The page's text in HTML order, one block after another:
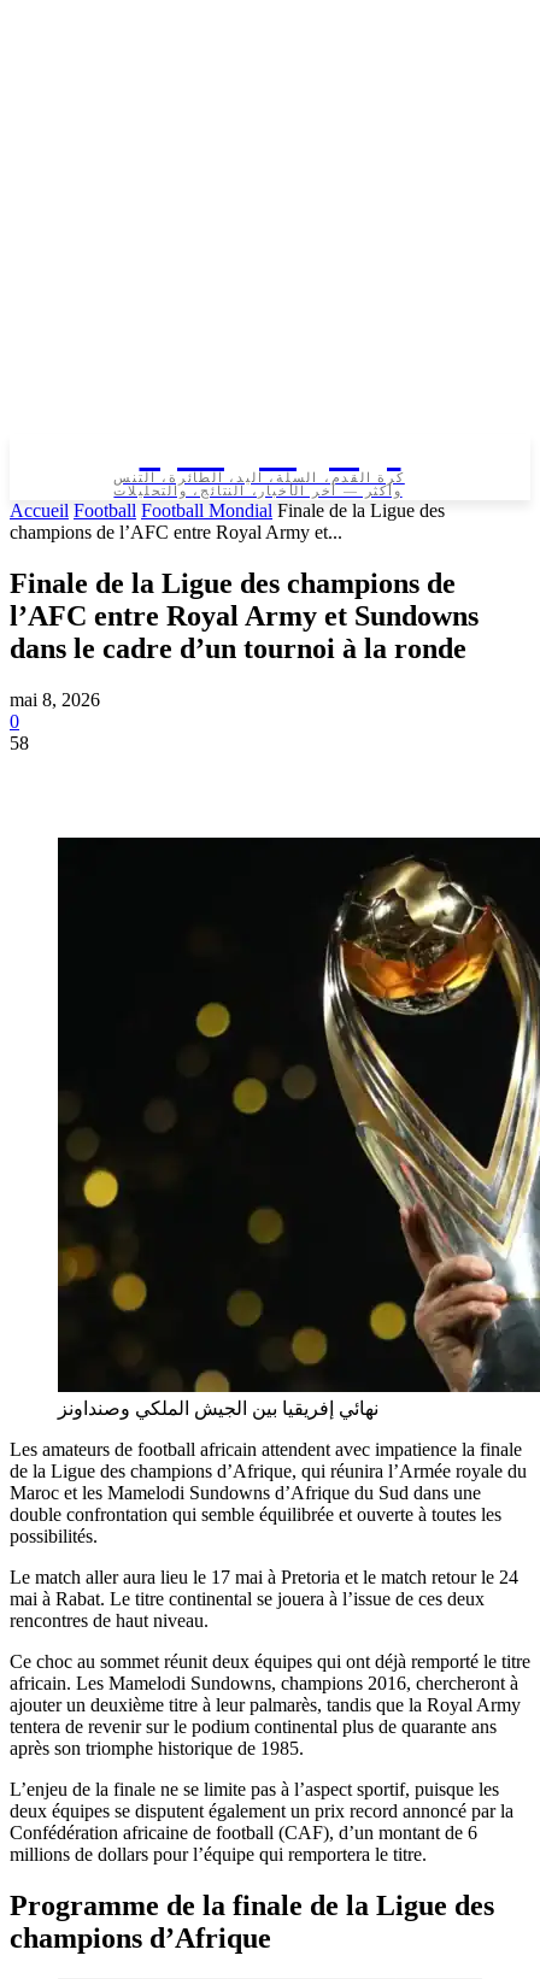
كرة القدم، السلة، اليد، الطائرة، التنس
وأكثر — آخر الأخبار، النتائج، والتحليلات
Accueil Football Football Mondial Finale de la Ligue des
champions de l’AFC entre Royal Army et...
Finale de la Ligue des champions de
l’AFC entre Royal Army et Sundowns
dans le cadre d’un tournoi à la ronde
mai 8, 2026
0
58
نهائي إفريقيا بين الجيش الملكي وصنداونز
Les amateurs de football africain attendent avec impatience la finale
de la Ligue des champions d’Afrique, qui réunira l’Armée royale du
Maroc et les Mamelodi Sundowns d’Afrique du Sud dans une
double confrontation qui semble équilibrée et ouverte à toutes les
possibilités.
Le match aller aura lieu le 17 mai à Pretoria et le match retour le 24
mai à Rabat. Le titre continental se jouera à l’issue de ces deux
rencontres de haut niveau.
Ce choc au sommet réunit deux équipes qui ont déjà remporté le titre
africain. Les Mamelodi Sundowns, champions 2016, chercheront à
ajouter un deuxième titre à leur palmarès, tandis que la Royal Army
tentera de revenir sur le podium continental plus de quarante ans
après son triomphe historique de 1985.
L’enjeu de la finale ne se limite pas à l’aspect sportif, puisque les
deux équipes se disputent également un prix record annoncé par la
Confédération africaine de football (CAF), d’un montant de 6
millions de dollars pour l’équipe qui remportera le titre.
Programme de la finale de la Ligue des
champions d’Afrique